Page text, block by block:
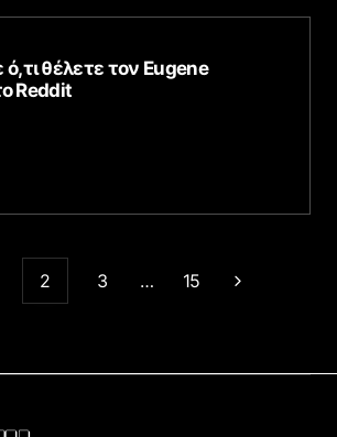
θέλετε τον Eugene
Reddit
2 3 … 15